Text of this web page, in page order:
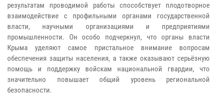
результатам проводимой работы способствует плодотворное
взаимодействие с профильными органами государственной
власти, научными организациями и предприятиями
промышленности. Он особо подчеркнул, что органы власти
Крыма уделяют самое пристальное внимание вопросам
обеспечения защиты населения, а также оказывают серьёзную
помощь и поддержку войскам национальной гвардии, что
значительно повышает общий уровень региональной
безопасности.